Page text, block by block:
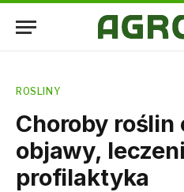
ROSLINY
Choroby roślin
objawy,
profilaktyka